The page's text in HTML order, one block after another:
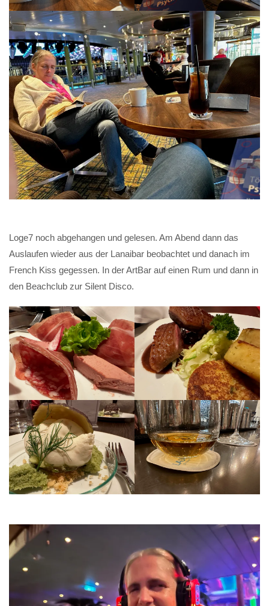
Loge7 noch abgehangen und gelesen. Am Abend dann das
Auslaufen wieder aus der Lanaibar beobachtet und danach im
French Kiss gegessen. In der ArtBar auf einen Rum und dann in
den Beachclub zur Silent Disco.